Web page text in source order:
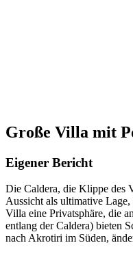
Große Villa mit
Eigener Bericht
Die Caldera, die Klippe des
Aussicht als ultimative
Villa eine Privatsphäre, die
entlang der Caldera) bieten
nach Akrotiri im Süden,